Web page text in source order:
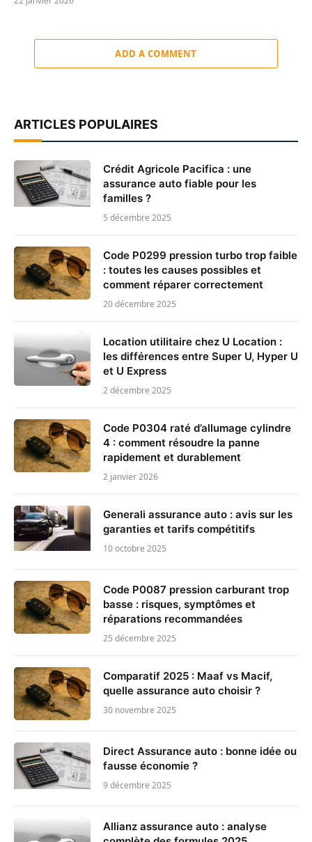
ADD A COMMENT
ARTICLES POPULAIRES
Crédit Agricole Pacifica : une
assurance auto fiable pour les
familles ?
5 décembre 2025
Code P0299 pression turbo trop faible
: toutes les causes possibles et
comment réparer correctement
20 décembre 2025
Location utilitaire chez U Location :
les différences entre Super U, Hyper U
et U Express
2 décembre 2025
Code P0304 raté d’allumage cylindre
4 : comment résoudre la panne
rapidement et durablement
2 janvier 2026
Generali assurance auto : avis sur les
garanties et tarifs compétitifs
10 octobre 2025
Code P0087 pression carburant trop
basse : risques, symptômes et
réparations recommandées
25 décembre 2025
Comparatif 2025 : Maaf vs Macif,
quelle assurance auto choisir ?
30 novembre 2025
Direct Assurance auto : bonne idée ou
fausse économie ?
9 décembre 2025
Allianz assurance auto : analyse